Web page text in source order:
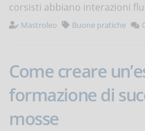
corsisti abbiano interazioni
Mastroleo Buone pratiche
Come creare
formazione di
mosse